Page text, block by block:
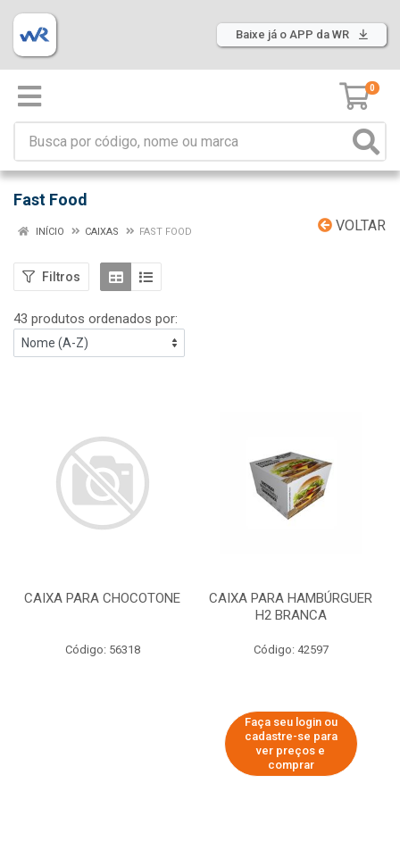
Baixe já o APP da WR
0
Fast Food
VOLTAR
INÍCIO CAIXAS FAST FOOD
Filtros
43 produtos ordenados por:
CAIXA PARA CHOCOTONE
Código: 56318
CAIXA PARA HAMBÚRGUER
H2 BRANCA
Código: 42597
Faça seu login ou
cadastre-se para
ver preços e
comprar